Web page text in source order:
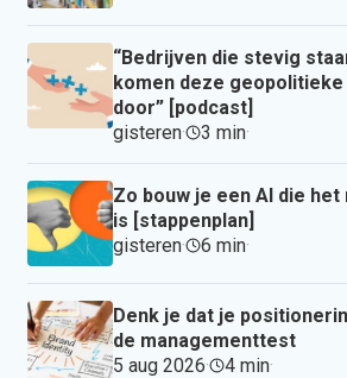
“Bedrijven die stevig
komen deze
door” [podcast]
gisteren· 3 min·
Zo bouw je een AI die
is [stappenplan]
gisteren· 6 min·
Denk je dat je
de managementtest
5 aug 2026· 4 min·